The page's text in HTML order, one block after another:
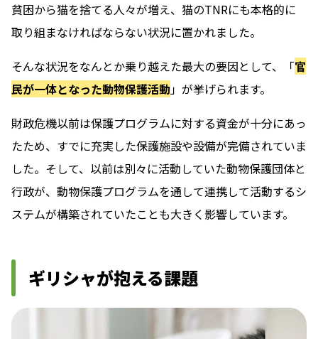
貧困から猫を捨てる人々が増え、猫のTNRにも本格的に
取り組まなければならない状況に置かれました。
そんな状況をなんとか乗り越えた最大の要因として、「官
民が一体となった動物保護活動」が挙げられます。
財政危機以前は保護プログラムに対する資金が十分にあっ
たため、すでに充実した保護施設や設備が完備されていま
した。そして、以前は別々に活動していた動物保護団体と
行政が、動物保護プログラムを通して連携して活動するシ
ステムが構築されていたことも大きく影響しています。
ギリシャが抱える課題